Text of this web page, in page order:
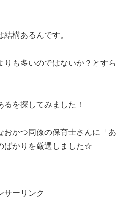
構あるんです。
りも多いのではないか？とすら
を探してみました！
おかつ同僚の保育士さんに「あ
ばかりを厳選しました☆
サーリンク